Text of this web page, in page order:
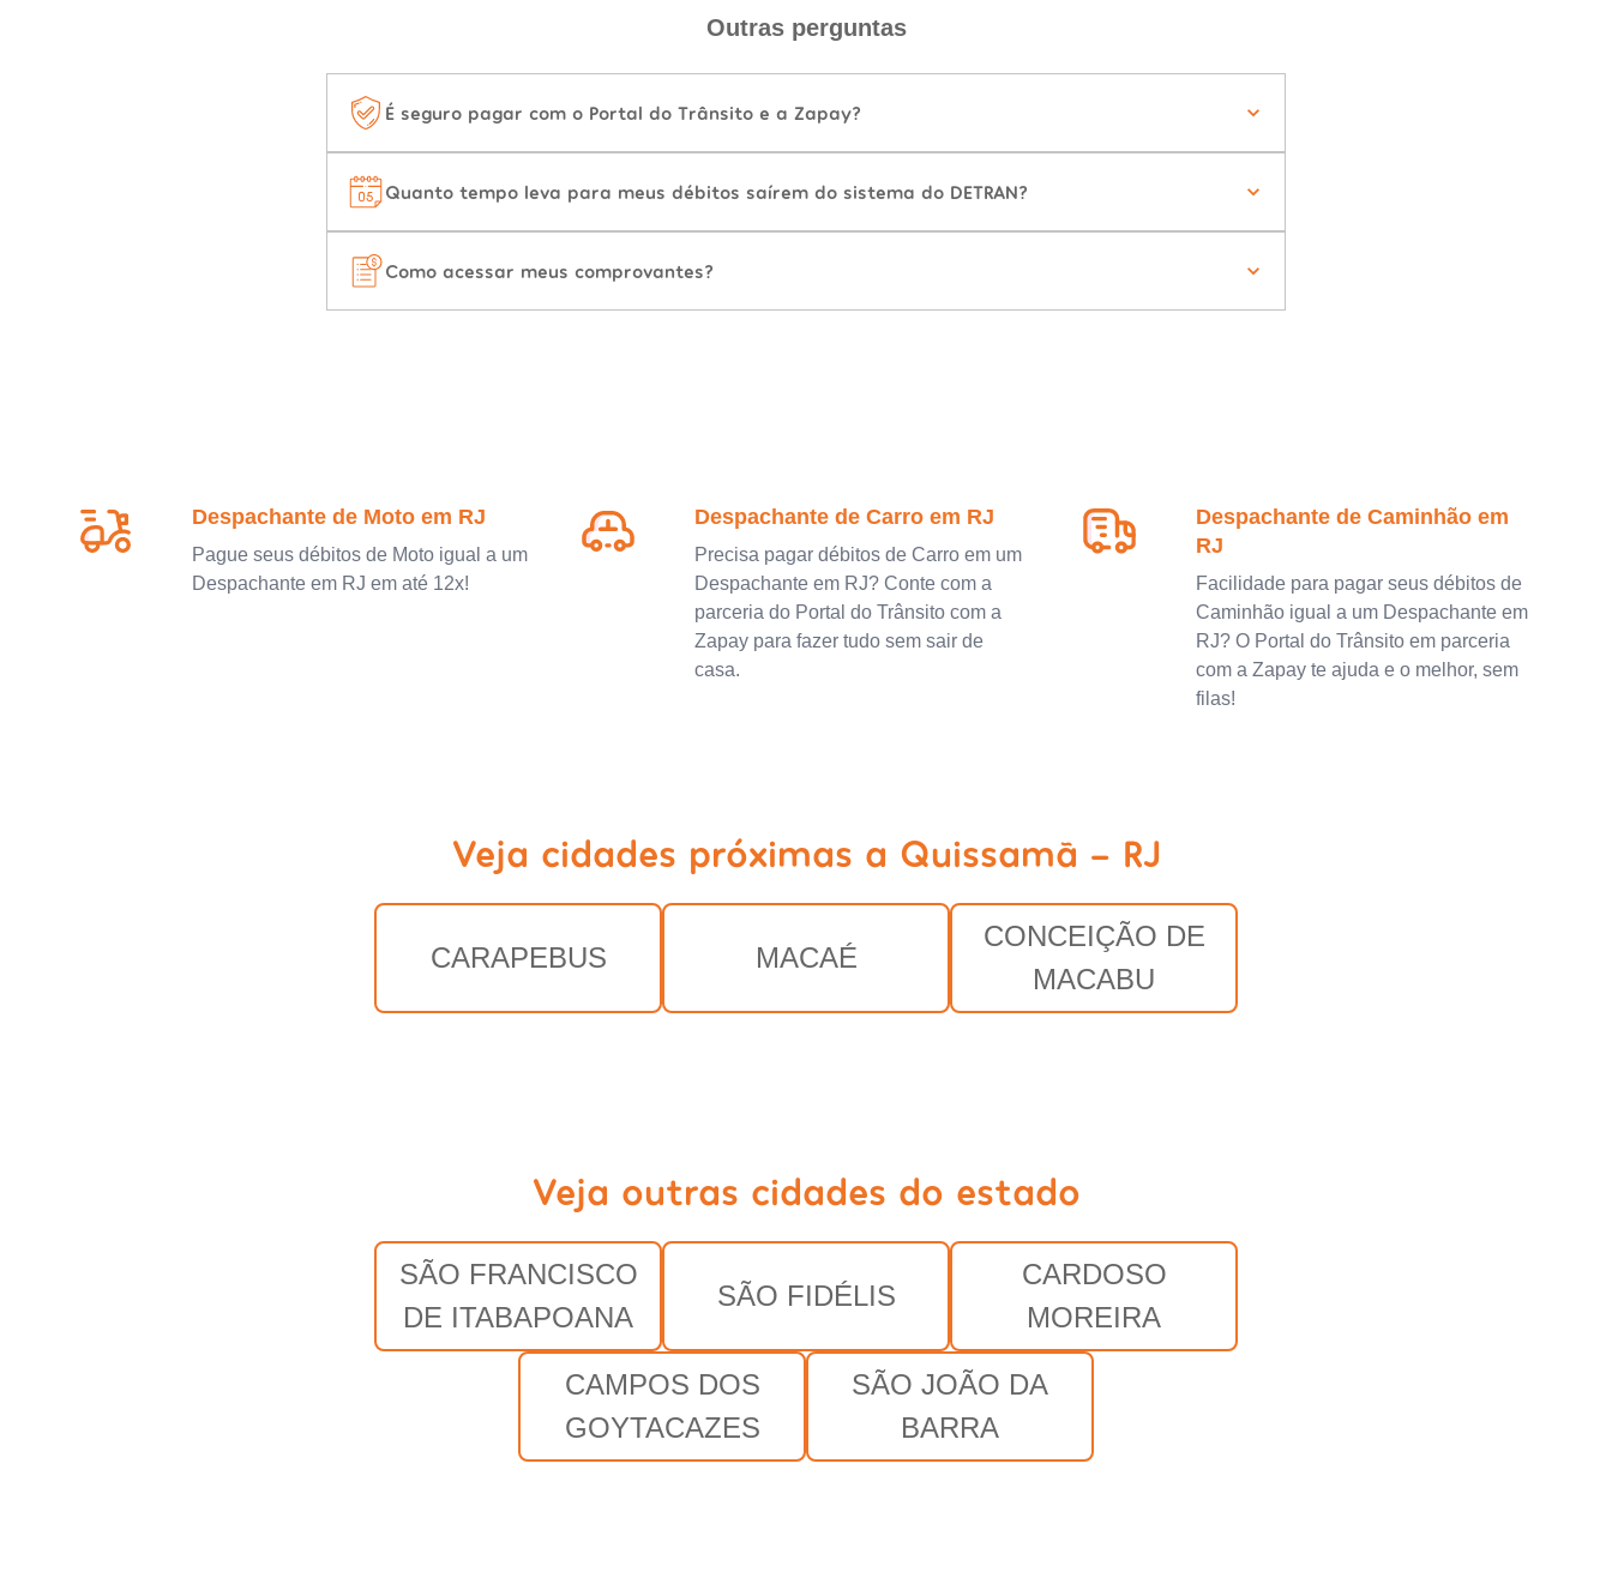
Outras perguntas
É seguro pagar com o Portal do Trânsito e a Zapay?
Quanto tempo leva para meus débitos saírem do sistema do DETRAN?
Como acessar meus comprovantes?
Despachante de Moto em RJ
Pague seus débitos de Moto igual a um
Despachante em RJ em até 12x!
Despachante de Carro em RJ
Precisa pagar débitos de Carro em um
Despachante em RJ? Conte com a
parceria do Portal do Trânsito com a
Zapay para fazer tudo sem sair de
casa.
Despachante de Caminhão em
RJ
Facilidade para pagar seus débitos de
Caminhão igual a um Despachante em
RJ? O Portal do Trânsito em parceria
com a Zapay te ajuda e o melhor, sem
filas!
Veja cidades próximas a Quissamã - RJ
CARAPEBUS MACAÉ
CONCEIÇÃO DE
MACABU
Veja outras cidades do estado
SÃO FRANCISCO
DE ITABAPOANA
SÃO FIDÉLIS
CARDOSO
MOREIRA
CAMPOS DOS
GOYTACAZES
SÃO JOÃO DA
BARRA